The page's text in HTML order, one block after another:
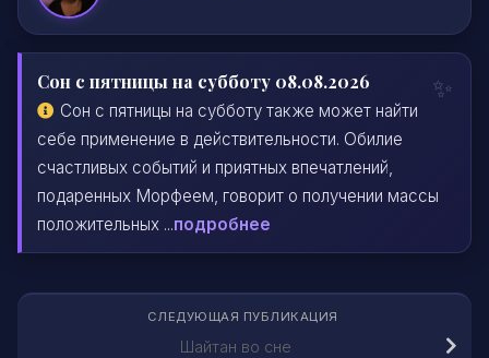
Сон с пятницы на субботу 08.08.2026
Сон с пятницы на субботу также может найти
себе применение в действительности. Обилие
счастливых событий и приятных впечатлений,
подаренных Морфеем, говорит о получении массы
положительных ...подробнее
СЛЕДУЮЩАЯ ПУБЛИКАЦИЯ
Шайтан во сне